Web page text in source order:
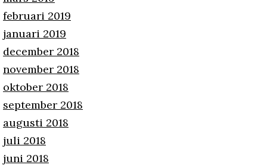
februari 2019
januari 2019
december 2018
november 2018
oktober 2018
september 2018
augusti 2018
juli 2018
juni 2018